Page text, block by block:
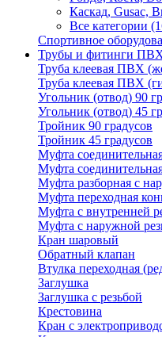
Каскад, Gusac,
Все категории
Спортивное
Трубы и фитинги
Труба клеевая ПВХ
Труба клеевая ПВХ
Угольник (отвод) 90
Угольник (отвод) 45
Тройник 90 градусов
Тройник 45 градусов
Муфта
Муфта
Муфта разборная с
Муфта переходная
Муфта с внутренней
Муфта с наружной
Кран шаровый
Обратный клапан
Втулка переходная
Заглушка
Заглушка с резьбой
Крестовина
Кран с